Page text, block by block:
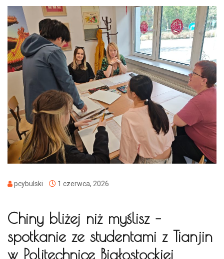
pcybulski 1 czerwca, 2026
Chiny bliżej niż myślisz –
spotkanie ze studentami z Tianjin
w Politechnice Białostockiej